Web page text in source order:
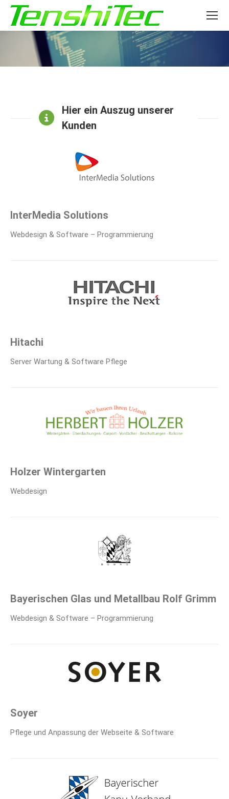
Hier ein Auszug unserer
Kunden
InterMedia Solutions
Webdesign & Software – Programmierung
Hitachi
Server Wartung & Software Pflege
Holzer Wintergarten
Webdesign
Bayerischen Glas und Metallbau Rolf Grimm
Webdesign & Software – Programmierung
Soyer
Pflege und Anpassung der Webseite & Software